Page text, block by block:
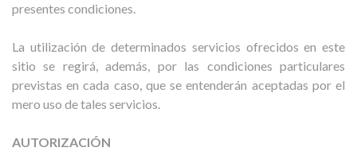
presentes condiciones.
La utilización de determinados servicios ofrecidos en este
sitio se regirá, además, por las condiciones particulares
previstas en cada caso, que se entenderán aceptadas por el
mero uso de tales servicios.
AUTORIZACIÓN